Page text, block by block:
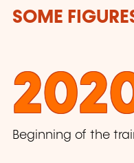
SOME
Beginning of the